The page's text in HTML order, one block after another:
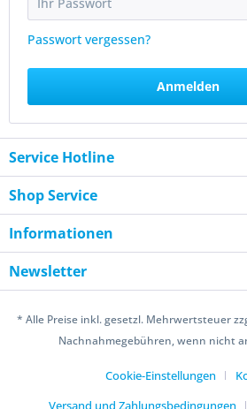
Passwort vergessen?
Anmelden
Service Hotline
Shop Service
Informationen
Newsletter
* Alle Preise inkl. gesetzl. Mehrwertsteuer
Nachnahmegebühren, wenn nicht
Cookie-Einstellungen
Versand und Zahlungsbedingungen